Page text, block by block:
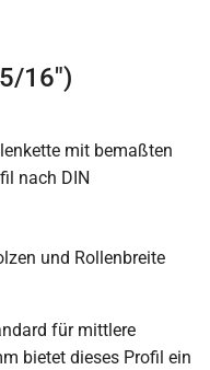
16″)
und Rollenbreite
für mittlere
bietet dieses Profil ein